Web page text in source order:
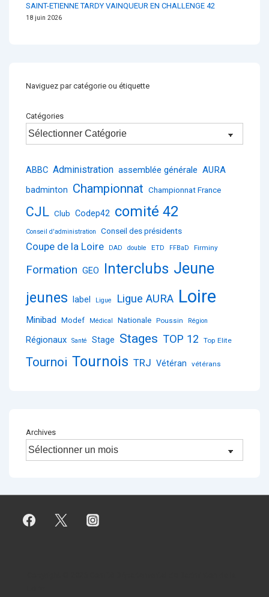
SAINT-ETIENNE TARDY VAINQUEUR EN CHALLENGE 42
18 juin 2026
Naviguez par catégorie ou étiquette
Catégories
ABBC Administration assemblée générale AURA
badminton Championnat Championnat France
CJL Club Codep42 comité 42
Conseil d'administration Conseil des présidents
Coupe de la Loire DAD double ETD FFBaD Firminy
Formation GEO Interclubs Jeune
jeunes label Ligue Ligue AURA Loire
Minibad Modef Médical Nationale Poussin Région
Régionaux Santé Stage Stages TOP 12 Top Elite
Tournoi Tournois TRJ Vétéran vétérans
Archives